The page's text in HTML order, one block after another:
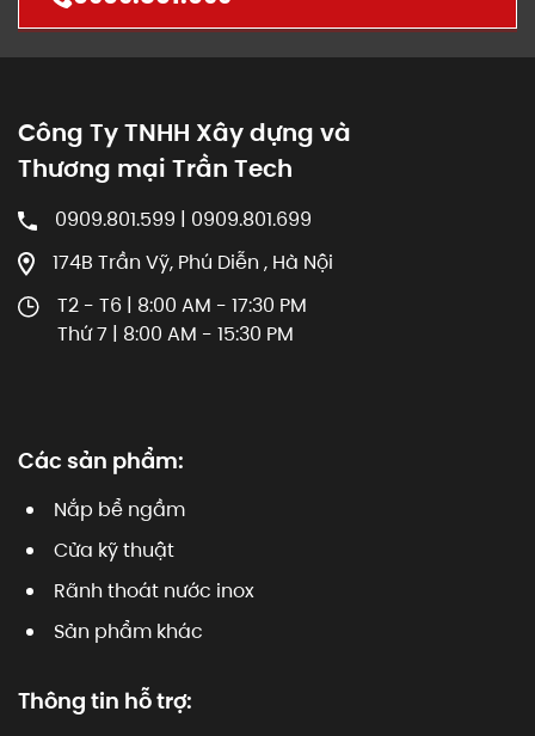
Công Ty TNHH Xây dựng và
Thương mại Trần Tech
0909.801.599 | 0909.801.699
174B Trần Vỹ, Phú Diễn , Hà Nội
T2 - T6 | 8:00 AM - 17:30 PM
Thứ 7 | 8:00 AM - 15:30 PM
Các sản phẩm:
Nắp bể ngầm
Cửa kỹ thuật
Rãnh thoát nước inox
Sản phẩm khác
Thông tin hỗ trợ: